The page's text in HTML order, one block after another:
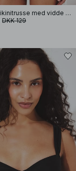
Draperet bikinitrusse med vidde stropper
DKK 129